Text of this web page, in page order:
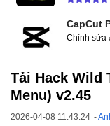
CapCut
Chỉnh sửa
Tải Hack Wild
Menu) v2.45
2026-04-08 11:43:24 -